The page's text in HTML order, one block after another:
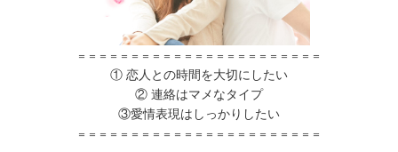
＝＝＝＝＝＝＝＝＝＝＝＝＝＝＝＝＝＝＝＝＝＝＝
① 恋人との時間を大切にしたい
② 連絡はマメなタイプ
③愛情表現はしっかりしたい
＝＝＝＝＝＝＝＝＝＝＝＝＝＝＝＝＝＝＝＝＝＝＝